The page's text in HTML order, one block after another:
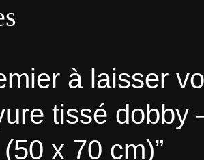
à laisser
tissé dobby
x 70 cm)”